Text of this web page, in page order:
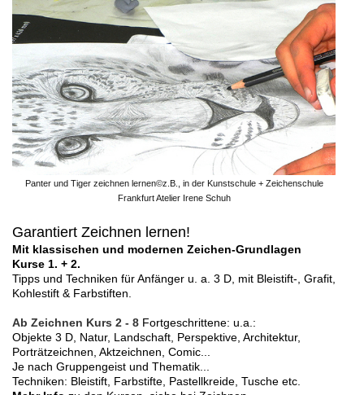
Panter und Tiger zeichnen lernen©z.B., in der Kunstschule + Zeichenschule
Frankfurt Atelier Irene Schuh
Garantiert Zeichnen lernen!
Mit klassischen und modernen Zeichen-Grundlagen
Kurse 1. + 2.
Tipps und Techniken für Anfänger u. a. 3 D, mit Bleistift-, Grafit,
Kohlestift & Farbstiften.
Ab Zeichnen Kurs 2 - 8 Fortgeschrittene: u.a.:
Objekte 3 D, Natur, Landschaft, Perspektive, Architektur,
Porträtzeichnen, Aktzeichnen, Comic...
Je nach Gruppengeist und Thematik...
Techniken: Bleistift, Farbstifte, Pastellkreide, Tusche etc.